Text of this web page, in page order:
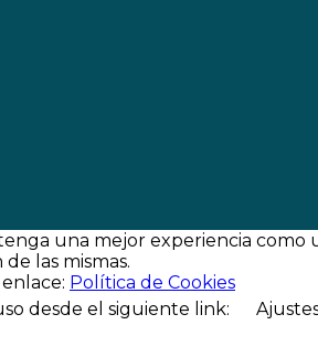
una mejor experiencia
las mismas.
Política de Cookies
desde el siguiente link: